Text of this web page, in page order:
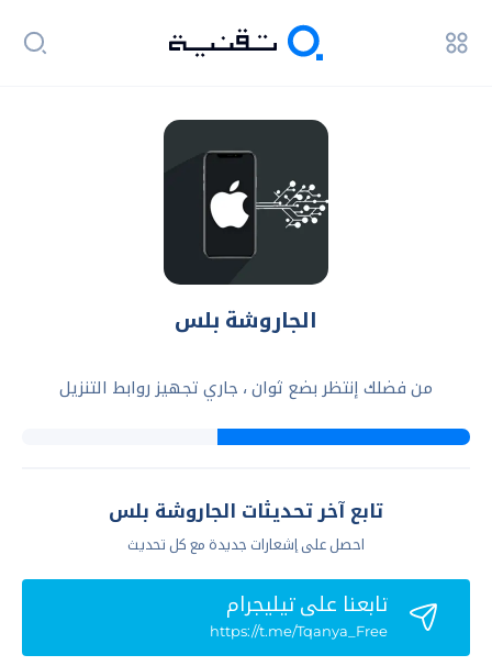
الجاروشة بلس
من فضلك إنتظر بضع ثوان ، جاري تجهيز روابط التنزيل
تابع آخر تحديثات الجاروشة بلس
احصل على إشعارات جديدة مع كل تحديث
تابعنا علي تيليجرام
https://t.me/Tqanya_Free